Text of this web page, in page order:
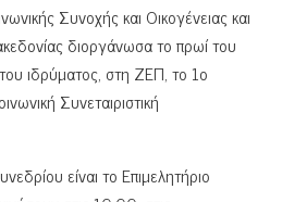
Συνοχής και Οικογένειας και
διοργάνωσα το πρωί του
ιδρύματος, στη ΖΕΠ, το 1ο
Συνεταιριστική
είναι το Επιμελητήριο